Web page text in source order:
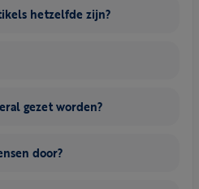
hetzelfde zijn?
gezet worden?
door?